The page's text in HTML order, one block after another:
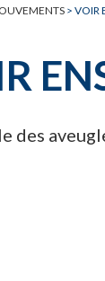
> VOIR
des